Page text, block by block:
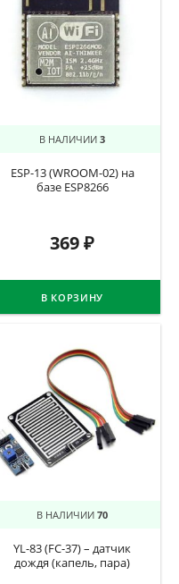
В НАЛИЧИИ 3
ESP-13 (WROOM-02) на
базе ESP8266
369₽
В КОРЗИНУ
В НАЛИЧИИ 70
YL-83 (FC-37) – датчик
дождя (капель, пара)